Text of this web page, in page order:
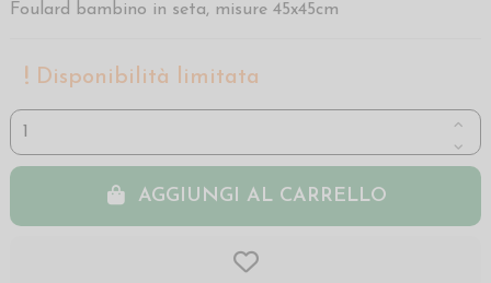
Foulard bambino in seta, misure 45x45cm
Disponibilità limitata
AGGIUNGI AL CARRELLO